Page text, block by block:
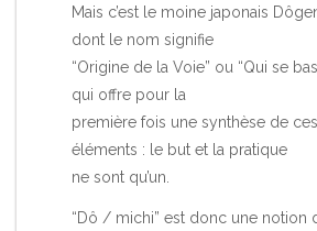
Mais c’est le moine japonais
dont le nom signifie
“Origine de la Voie” ou “Qui se
qui offre pour la
première fois une synthèse de
éléments : le but et la pratique
ne sont qu’un.
“Dô / michi” est donc une notion